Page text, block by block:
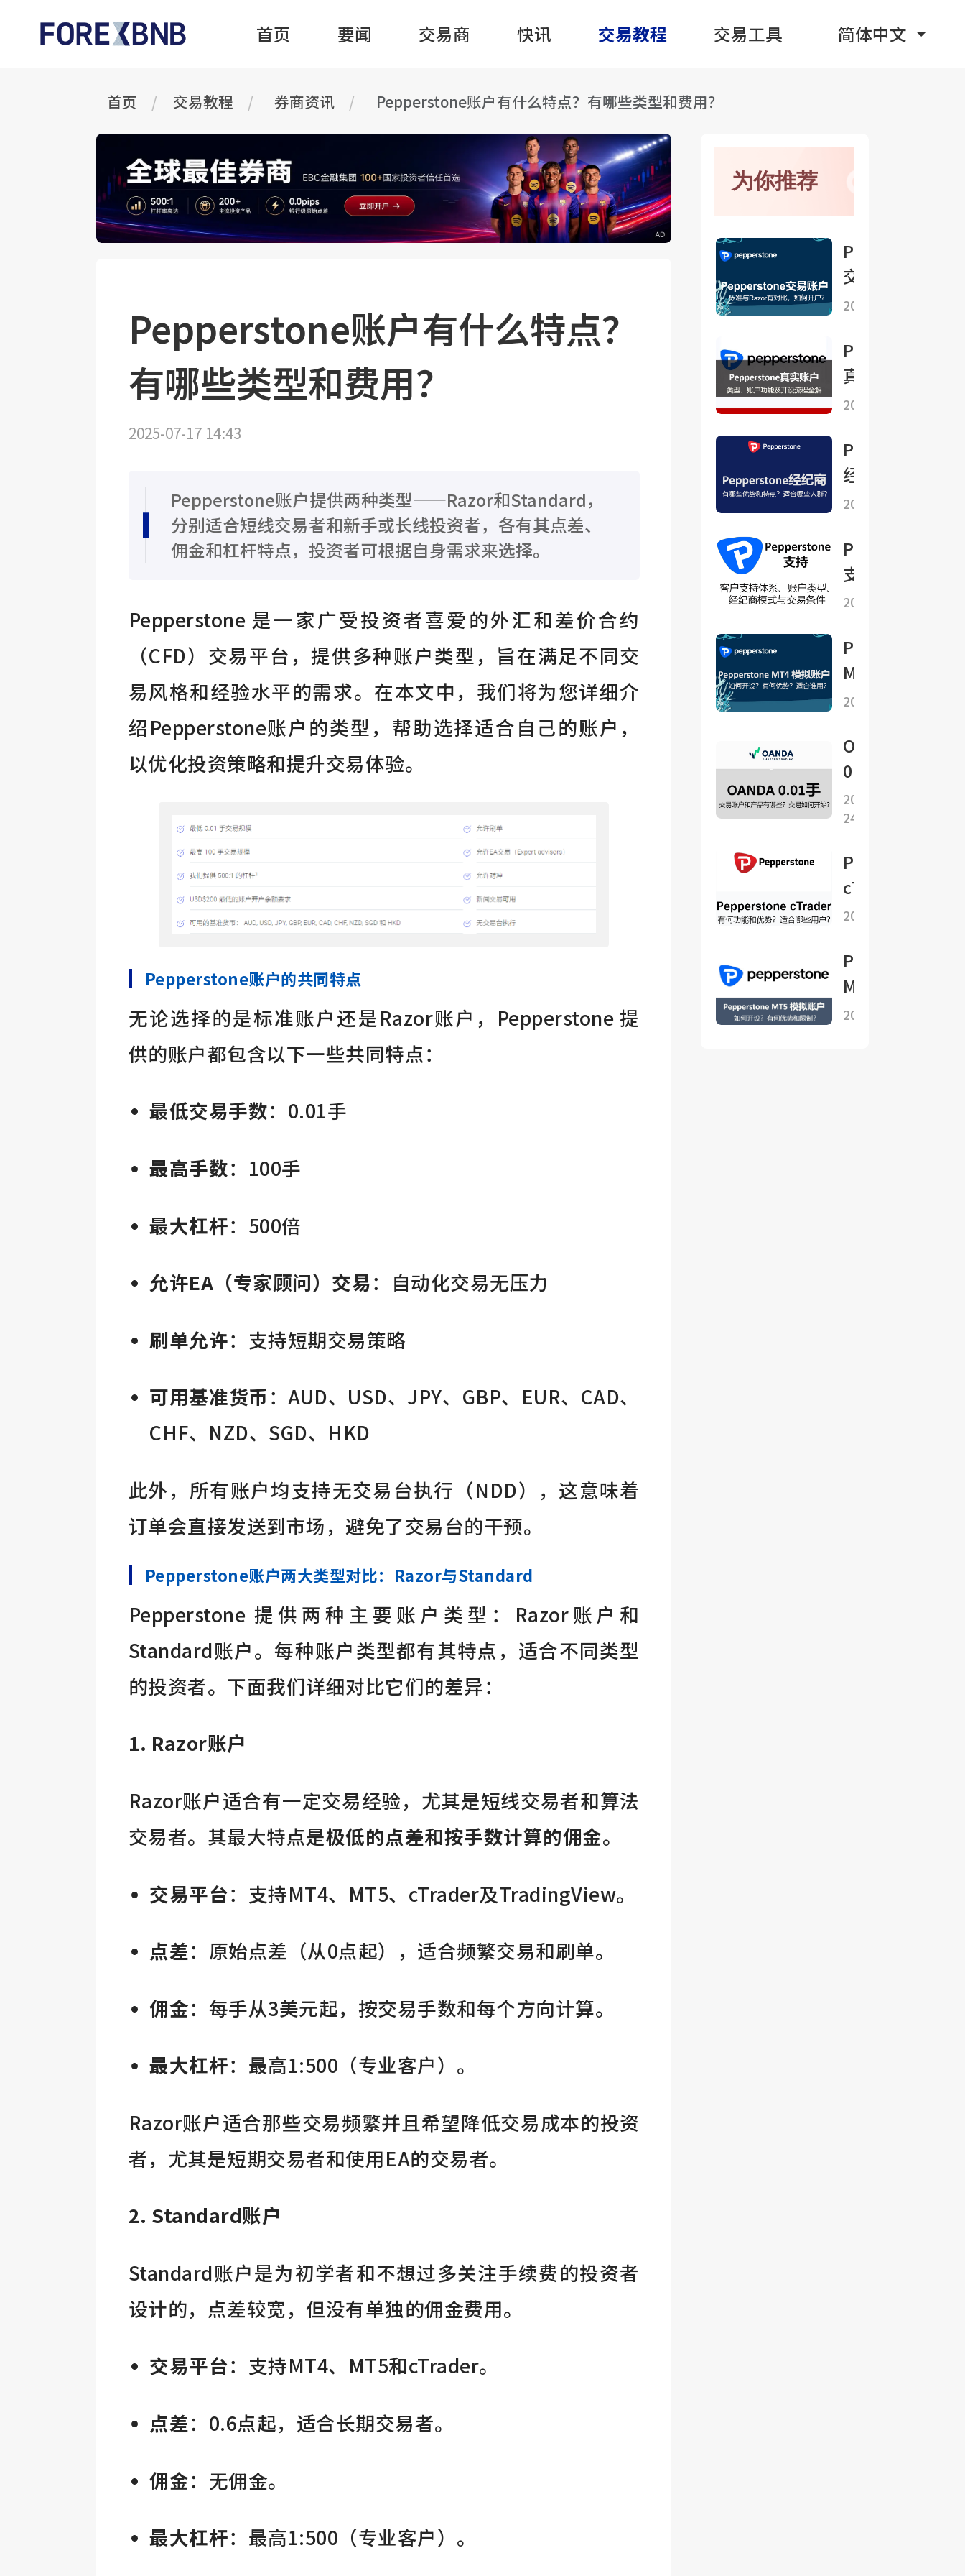
首页 要闻 交易商 快讯 交易教程 交易工具 简体中文
首页 交易教程 券商资讯 Pepperstone账户有什么特点？有哪些类型和费用？
Pepperstone账户有什么特点？
有哪些类型和费用？
2025-07-17 14:43
Pepperstone账户提供两种类型——Razor和Standard，
分别适合短线交易者和新手或长线投资者，各有其点差、
佣金和杠杆特点，投资者可根据自身需求来选择。
Pepperstone 是一家广受投资者喜爱的外汇和差价合约
（CFD）交易平台，提供多种账户类型，旨在满足不同交
易风格和经验水平的需求。在本文中，我们将为您详细介
绍Pepperstone账户的类型，帮助选择适合自己的账户，
以优化投资策略和提升交易体验。
Pepperstone账户的共同特点
无论选择的是标准账户还是Razor账户，Pepperstone 提
供的账户都包含以下一些共同特点：
最低交易手数：0.01手
最高手数：100手
最大杠杆：500倍
允许EA（专家顾问）交易：自动化交易无压力
刷单允许：支持短期交易策略
可用基准货币：AUD、USD、JPY、GBP、EUR、CAD、
CHF、NZD、SGD、HKD
此外，所有账户均支持无交易台执行（NDD），这意味着
订单会直接发送到市场，避免了交易台的干预。
Pepperstone账户两大类型对比：Razor与Standard
Pepperstone 提供两种主要账户类型：Razor账户和
Standard账户。每种账户类型都有其特点，适合不同类型
的投资者。下面我们详细对比它们的差异：
1. Razor账户
Razor账户适合有一定交易经验，尤其是短线交易者和算法
交易者。其最大特点是极低的点差和按手数计算的佣金。
交易平台：支持MT4、MT5、cTrader及TradingView。
点差：原始点差（从0点起），适合频繁交易和刷单。
佣金：每手从3美元起，按交易手数和每个方向计算。
最大杠杆：最高1:500（专业客户）。
Razor账户适合那些交易频繁并且希望降低交易成本的投资
者，尤其是短期交易者和使用EA的交易者。
2. Standard账户
Standard账户是为初学者和不想过多关注手续费的投资者
设计的，点差较宽，但没有单独的佣金费用。
交易平台：支持MT4、MT5和cTrader。
点差：0.6点起，适合长期交易者。
佣金：无佣金。
最大杠杆：最高1:500（专业客户）。
为你推荐
Pepperstone
交易账户：标
准与Razor怎
户？
2025-09-25
Pepperstone
真实账户的类
型、账户功能
解
2025-07-29
Pepperstone
经纪商有哪些
优势和特点？
群？
2025-08-16
Pepperstone
支持体系、账
户类型、经纪
条件
2025-08-12
Pepperstone
MT4 模拟账
户如何开设？
2025-08-15
OANDA
0.01手
的交易
账户和
哪些？
交易如
何开
2025-06-
24
Pepperstone
cTrader有何
功能和优势？
户？
2025-10-04
Pepperstone
MT5 模拟账
户如何开设？
2025-09-07